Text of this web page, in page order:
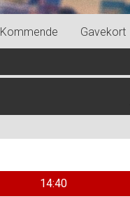
Kommende Gavekort
14:40